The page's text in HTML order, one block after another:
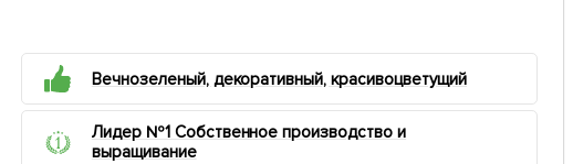
Вечнозеленый, декоративный, красивоцветущий
Лидер №1 Собственное производство и
выращивание